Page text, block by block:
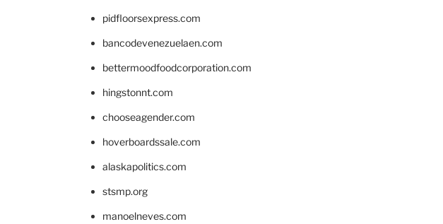
pidfloorsexpress.com
bancodevenezuelaen.com
bettermoodfoodcorporation.com
hingstonnt.com
chooseagender.com
hoverboardssale.com
alaskapolitics.com
stsmp.org
manoelneves.com